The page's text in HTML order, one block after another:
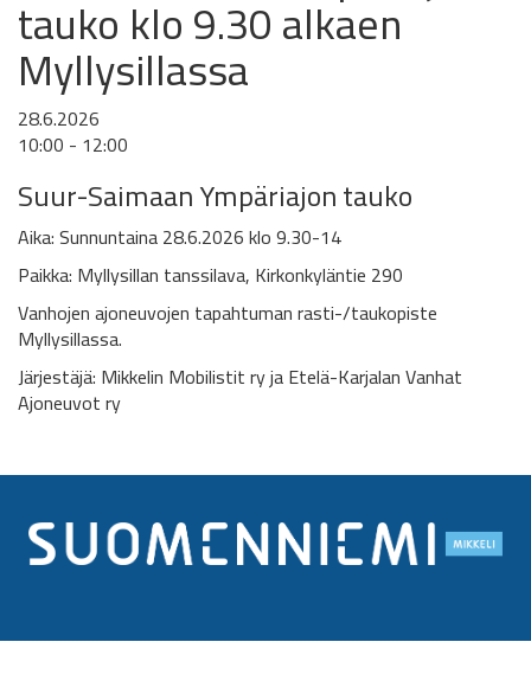
tauko klo 9.30 alkaen
Myllysillassa
28.6.2026
10:00 - 12:00
Suur-Saimaan Ympäriajon tauko
Aika: Sunnuntaina 28.6.2026 klo 9.30-14
Paikka: Myllysillan tanssilava, Kirkonkyläntie 290
Vanhojen ajoneuvojen tapahtuman rasti-/taukopiste
Myllysillassa.
Järjestäjä: Mikkelin Mobilistit ry ja Etelä-Karjalan Vanhat
Ajoneuvot ry